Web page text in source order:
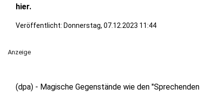
hier.
Veröffentlicht: Donnerstag, 07.12.2023 11:44
Anzeige
(dpa) - Magische Gegenstände wie den "Sprechenden